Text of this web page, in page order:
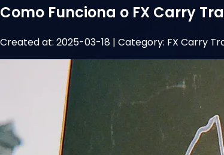
Como Funciona o FX Carry
Created at: 2025-03-18 | Category: FX Carry